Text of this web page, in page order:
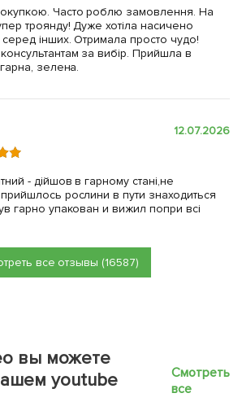
Часто роблю замовлення. На
троянду! Дуже хотіла насичено
інших. Отримала просто чудо!
за вибір. Прийшла в
зелена.
12.07.2026
- дійшов в гарному стані,не
рослини в пути знаходиться
гарно упакован и вижил попри всі
все отзывы (16587)
вы можете
youtube
Смотреть
все